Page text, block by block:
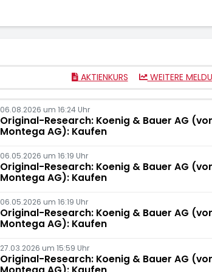
AKTIENKURS WEITERE
06.08.2026 um 16:24 Uhr
Original-Research: Koenig & Bauer AG
Montega AG): Kaufen
06.05.2026 um 16:19 Uhr
Original-Research: Koenig & Bauer AG
Montega AG): Kaufen
06.05.2026 um 16:19 Uhr
Original-Research: Koenig & Bauer AG
Montega AG): Kaufen
27.03.2026 um 15:59 Uhr
Original-Research: Koenig & Bauer AG